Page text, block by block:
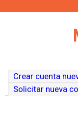
Crear cuenta
Solicitar nueva